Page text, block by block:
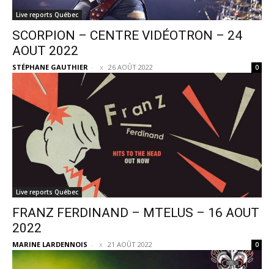
Live reports Québec
SCORPION – CENTRE VIDÉOTRON – 24
AOUT 2022
STÉPHANE GAUTHIER - 26 AOÛT 2022 0
Live reports Québec
FRANZ FERDINAND – MTELUS – 16 AOUT
2022
MARINE LARDENNOIS - 21 AOÛT 2022 0